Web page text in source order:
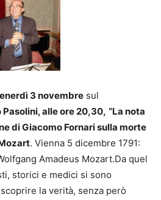
3 novembre sul
Pasolini, alle ore 20,30, “La nota
di Giacomo Fornari sulla morte
. Vienna 5 dicembre 1791:
Amadeus Mozart.Da quel
storici e medici si sono
la verità, senza però